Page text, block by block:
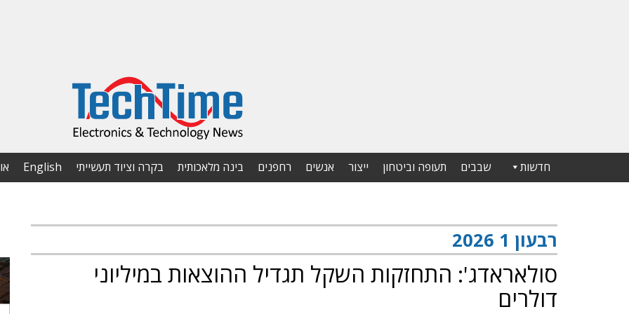
חדשות שבבים תעופה וביטחון ייצור אנשים רחפנים בינה מלאכותית בקרה וציוד תעשייתי English
רבעון 1 2026
סולאראדג': התחזקות השקל תגדיל ההוצאות במיליוני
דולרים